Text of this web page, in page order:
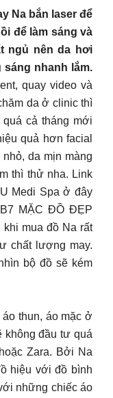
Na bắn laser để
để làm sáng và
ngủ nên da hơi
sáng nhanh lắm.
quay video và
da ở clinic thì
cả tháng mới
quả hơn facial
da mịn màng
thì thử nha. Link
Medi Spa ở đây
MẶC ĐỒ ĐẸP
mua đồ Na rất
chất lượng may.
bộ đồ sẽ kém
thun, áo mặc ở
không đầu tư quá
Zara. Bởi Na
hiệu với đồ bình
những chiếc áo